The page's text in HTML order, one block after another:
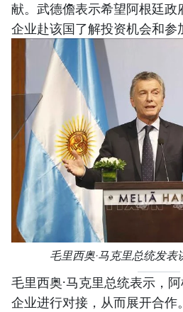
献。武德儋表示希望阿根廷
企业赴该国了解投资机会和参
毛里西奥·马克里总统发
毛里西奥·马克里总统表示，
企业进行对接，从而展开合作